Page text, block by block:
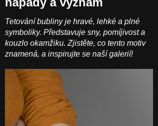
Tetování bubliny je hravé, lehké a plné
symboliky. Představuje sny, pomíjivost a
kouzlo okamžiku. Zjistěte, co tento motiv
znamená, a inspirujte se naší galerií!